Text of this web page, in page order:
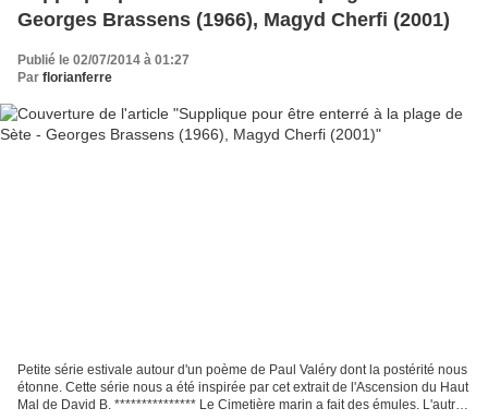
Georges Brassens (1966), Magyd Cherfi (2001)
Publié le 02/07/2014 à 01:27
Par florianferre
Petite série estivale autour d'un poème de Paul Valéry dont la postérité nous
étonne. Cette série nous a été inspirée par cet extrait de l'Ascension du Haut
Mal de David B. *************** Le Cimetière marin a fait des émules. L'autre